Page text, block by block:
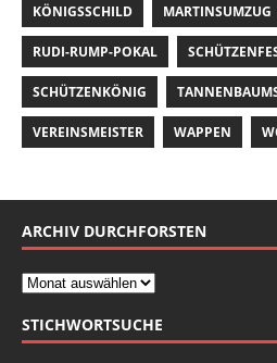
KÖNIGSSCHILD MARTINSUMZUG
RUDI-RUMP-POKAL
SCHÜTZENKÖNIG
VEREINSMEISTER WAPPEN
ARCHIV DURCHFORSTEN
STICHWORTSUCHE